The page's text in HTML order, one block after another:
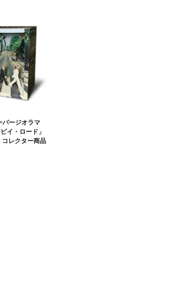
パージオラマ
イ・ロード」
レクター商品